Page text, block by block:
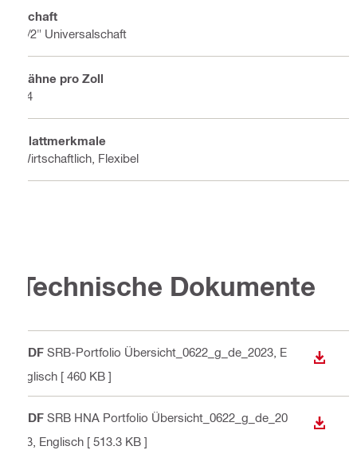
Schaft
1/2" Universalschaft
Zähne pro Zoll
24
Blattmerkmale
Wirtschaftlich, Flexibel
Technische Dokumente
PDF SRB-Portfolio Übersicht_0622_g_de_2023 , E
nglisch [ 460 KB ]
PDF SRB HNA Portfolio Übersicht_0622_g_de_20
23 , Englisch [ 513.3 KB ]